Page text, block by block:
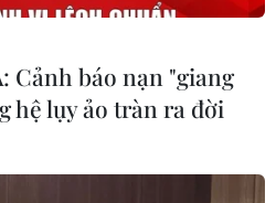
cơ sở kinh
sau các vụ
Cảnh báo nạn "giang
hệ lụy ảo tràn ra đời